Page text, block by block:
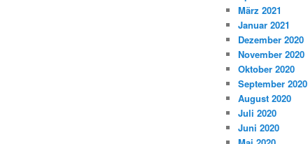
März 2021
Januar 2021
Dezember 2020
November 2020
Oktober 2020
September 2020
August 2020
Juli 2020
Juni 2020